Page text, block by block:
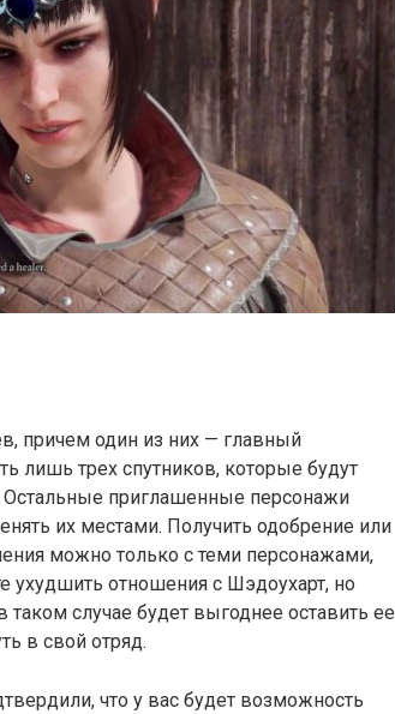
причем один из них — главный
лишь трех спутников, которые будут
Остальные приглашенные персонажи
их местами. Получить одобрение или
можно только с теми персонажами,
ухудшить отношения с Шэдоухарт, но
случае будет выгоднее оставить ее
в свой отряд.
что у вас будет возможность